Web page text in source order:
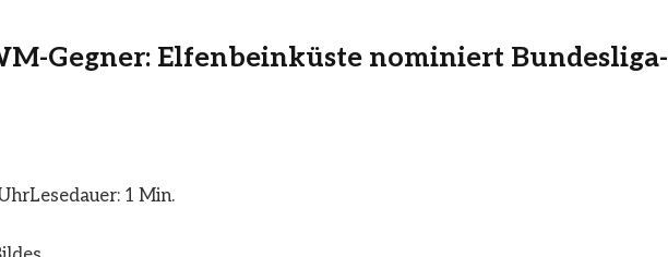
Gegner: Elfenbeinküste nominiert Bundesliga-
Lesedauer: 1 Min.